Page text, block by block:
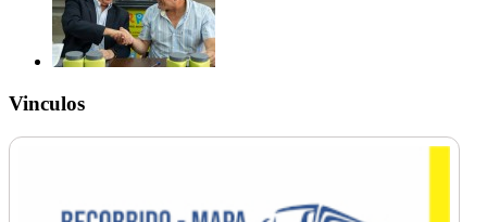
Vinculos